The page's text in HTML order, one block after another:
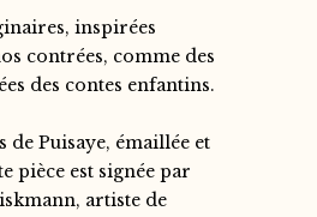
inspirées
contrées, comme des
des contes enfantins.
de Puisaye, émaillée et
pièce est signée par
artiste de